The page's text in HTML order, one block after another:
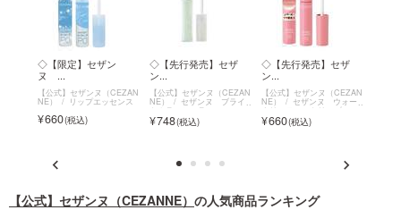
◇【限定】セザン
ヌ ...
【公式】セザンヌ（CEZAN
NE） リップエッセンス
660
◇【先行発売】セザ
ン...
【公式】セザンヌ（CEZAN
NE） セザンヌ ブライ
トカラーシーラー
748
◇【先行発売】セザ
ン...
【公式】セザンヌ（CEZAN
NE） セザンヌ ウォー
タリーティントリップ
660
【公式】セザンヌ（CEZANNE） の人気商品ランキング